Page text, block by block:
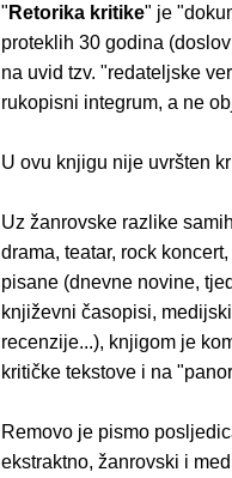
" Retorika kritike" je
proteklih 30 godina
na uvid tzv. "redateljske
rukopisni integrum, a ne
U ovu knjigu nije uvršten
Uz žanrovske razlike
drama, teatar, rock
pisane (dnevne novine,
književni časopisi,
recenzije...), knjigom je
kritičke tekstove i na
Removo je pismo
ekstraktno, žanrovski i